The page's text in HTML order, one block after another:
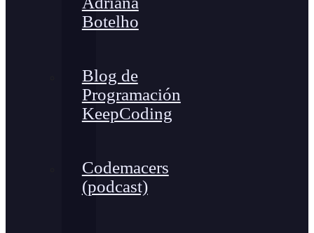
Botelho
Blog de
Programación
KeepCoding
Codemacers
(podcast)